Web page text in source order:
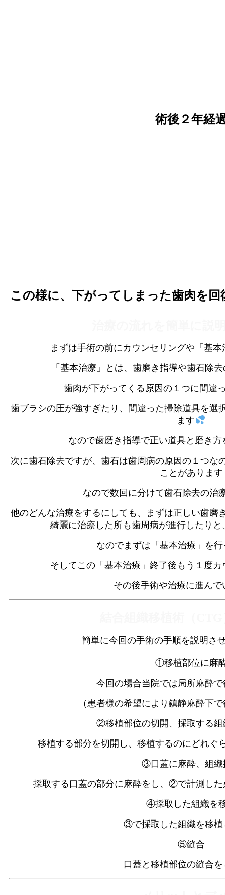
術後２年経
この様に、下がってしまった歯肉を
まずは手術の前にカウンセリングや「基
「基本治療」とは、歯磨き指導や歯石除
歯肉が下がってくる原因の１つに間違
歯ブラシの圧が強すぎたり、間違った掃除道具を選
ます
なので歯磨き指導で正い道具と磨き
次に歯石除去ですが、歯石は歯周病の原因の１つな
ことがあります
なので数回に分けて歯石除去の治
他のどんな治療をするにしても、まずは正しい歯磨
綺麗に治療した所も歯周病が進行したり
なのでまずは「基本治療」を
そしてこの「基本治療」終了後もう１度
その後手術や治療に進んで
簡単に今回の手術の手順を説明さ
①移植部位に麻
今回の場合当院では局所麻酔
（患者様の希望により鎮静麻酔下
②移植部位の切開、採取する組
移植する部分を切開し、移植するのにどれぐ
③口蓋に麻酔、組織
採取する口蓋の部分に麻酔をし、②で計測し
④採取した組織を
③で採取した組織を移植
⑤縫合
口蓋と移植部位の縫合